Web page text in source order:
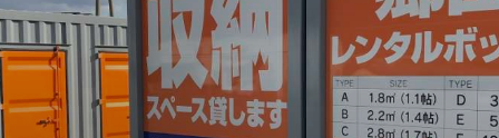
入居者様専用
解約のお申込み
企業情報